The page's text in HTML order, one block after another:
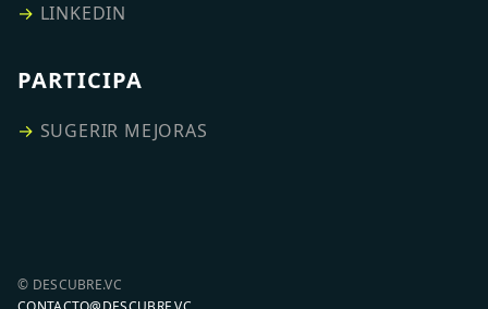
→ LINKEDIN
PARTICIPA
→ SUGERIR MEJORAS
© DESCUBRE.VC